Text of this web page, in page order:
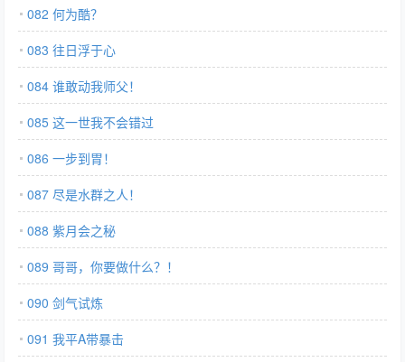
082 何为酷？
083 往日浮于心
084 谁敢动我师父！
085 这一世我不会错过
086 一步到胃！
087 尽是水群之人！
088 紫月会之秘
089 哥哥，你要做什么？！
090 剑气试炼
091 我平A带暴击